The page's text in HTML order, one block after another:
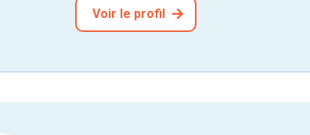
Voir le profil